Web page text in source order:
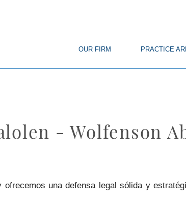
OUR FIRM PRACTICE
- Wolfenson
ofrecemos una defensa legal sólida y